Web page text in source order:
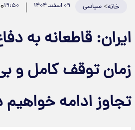
خانه>سیاسی ۰۹ اسفند ۱۴۰۴ ۱۹:۵۰۰
ایران: قاطعانه به
زمان توقف کامل و
تجاوز ادامه خواهیم